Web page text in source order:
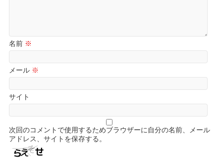
名前 ※
メール ※
サイト
次回のコメントで使用するためブラウザーに自分の名前、メール
アドレス、サイトを保存する。